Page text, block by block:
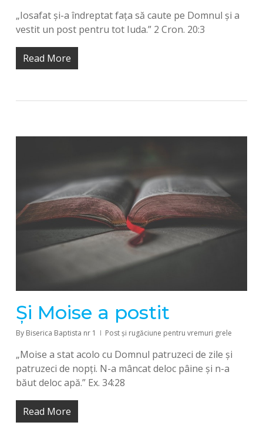
„Iosafat și-a îndreptat fața să caute pe Domnul și a
vestit un post pentru tot Iuda.” 2 Cron. 20:3
Read More
Și Moise a postit
By Biserica Baptista nr 1 Post și rugăciune pentru vremuri grele
„Moise a stat acolo cu Domnul patruzeci de zile și
patruzeci de nopți. N-a mâncat deloc pâine și n-a
băut deloc apă.” Ex. 34:28
Read More